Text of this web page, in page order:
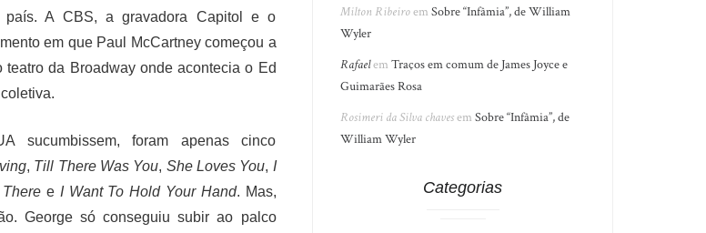
país. A CBS, a gravadora Capitol e o
em que Paul McCartney começou a
teatro da Broadway onde acontecia o Ed
sucumbissem, foram apenas cinco
, Till There Was You, She Loves You, I
e I Want To Hold Your Hand. Mas,
George só conseguiu subir ao palco
Milton RibeiroemSobre “Infâmia”, de William
Wyler
RafaelemTraços em comum de James Joyce e
Guimarães Rosa
Rosimeri da Silva chavesemSobre “Infâmia”, de
William Wyler
Categorias